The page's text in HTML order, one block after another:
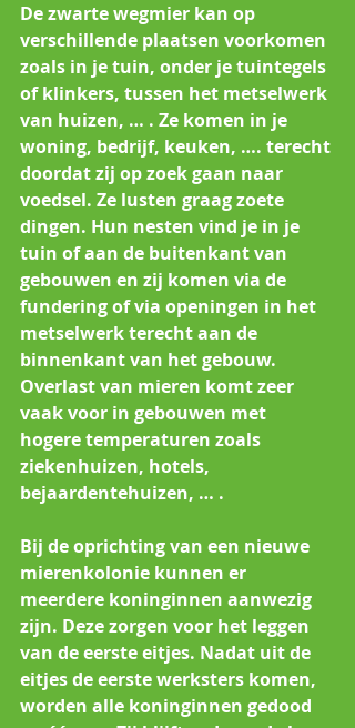
De zwarte wegmier kan op
verschillende plaatsen voorkomen
zoals in je tuin, onder je tuintegels
of klinkers, tussen het metselwerk
van huizen, … . Ze komen in je
woning, bedrijf, keuken, …. terecht
doordat zij op zoek gaan naar
voedsel. Ze lusten graag zoete
dingen. Hun nesten vind je in je
tuin of aan de buitenkant van
gebouwen en zij komen via de
fundering of via openingen in het
metselwerk terecht aan de
binnenkant van het gebouw.
Overlast van mieren komt zeer
vaak voor in gebouwen met
hogere temperaturen zoals
ziekenhuizen, hotels,
bejaardentehuizen, … .
Bij de oprichting van een nieuwe
mierenkolonie kunnen er
meerdere koninginnen aanwezig
zijn. Deze zorgen voor het leggen
van de eerste eitjes. Nadat uit de
eitjes de eerste werksters komen,
worden alle koninginnen gedood